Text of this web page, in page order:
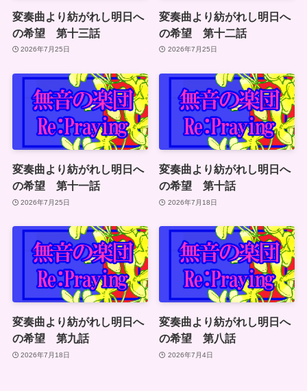
変奏曲より紡がれし明日へ
の希望 第十三話
2026年7月25日
変奏曲より紡がれし明日へ
の希望 第十二話
2026年7月25日
変奏曲より紡がれし明日へ
の希望 第十一話
2026年7月25日
変奏曲より紡がれし明日へ
の希望 第十話
2026年7月18日
変奏曲より紡がれし明日へ
の希望 第九話
2026年7月18日
変奏曲より紡がれし明日へ
の希望 第八話
2026年7月4日